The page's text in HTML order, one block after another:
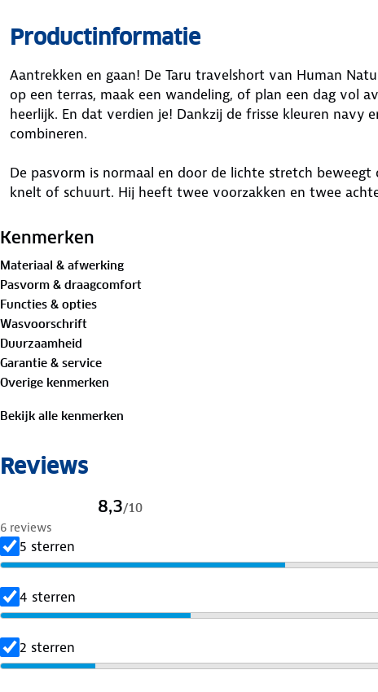
Productinformatie
Aantrekken en gaan! De Taru travelshort van Human
op een terras, maak een wandeling, of plan een dag vol
heerlijk. En dat verdien je! Dankzij de frisse kleuren navy
combineren.
De pasvorm is normaal en door de lichte stretch
knelt of schuurt. Hij heeft twee voorzakken en twee
onbezorgde zomer? Bestel de Taru short en je bent er
Bewust onderweg met hergebruikt materiaal:
77%biologisch katoen
Is je kleding aan vervanging toe? Lever het in bij onze
bestemming aan.
Kenmerken
Materiaal & afwerking
Pasvorm & draagcomfort
Functies & opties
Wasvoorschrift
Duurzaamheid
Garantie & service
Overige kenmerken
Bekijk alle kenmerken
Reviews
8,3/10
6 reviews
5 sterren
4 sterren
2 sterren